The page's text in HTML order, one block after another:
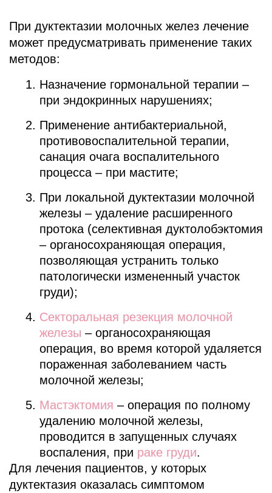
При дуктектазии молочных желез лечение
может предусматривать применение таких
методов:
Назначение гормональной терапии –
при эндокринных нарушениях;
Применение антибактериальной,
противовоспалительной терапии,
санация очага воспалительного
процесса – при мастите;
При локальной дуктектазии молочной
железы – удаление расширенного
протока (селективная дуктолобэктомия
– органосохраняющая операция,
позволяющая устранить только
патологически измененный участок
груди);
Секторальная резекция молочной
железы – органосохраняющая
операция, во время которой удаляется
пораженная заболеванием часть
молочной железы;
Мастэктомия – операция по полному
удалению молочной железы,
проводится в запущенных случаях
воспаления, при раке груди.
Для лечения пациентов, у которых
дуктектазия оказалась симптомом